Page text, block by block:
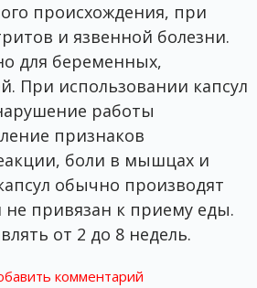
происхождения, при
и язвенной болезни.
для беременных,
При использовании капсул
работы
признаков
боли в мышцах и
обычно производят
не привязан к приему еды.
от 2 до 8 недель.
комментарий